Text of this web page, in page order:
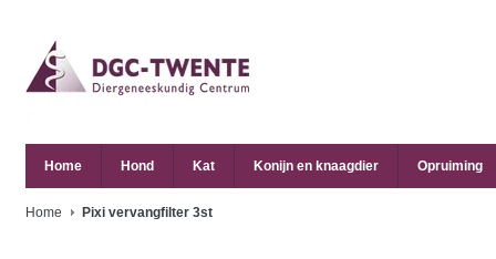
Home Hond Kat Konijn en knaagdier Opruiming
Home Pixi vervangfilter 3st